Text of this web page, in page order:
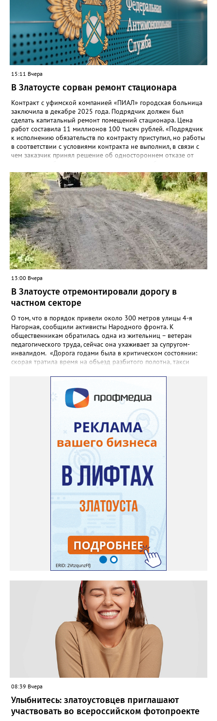
Привычные функции - оценки, расписание, домашние задания,
связь с учителями, знакомые пользователям экосистемы
«Госуслуги Моя школа», не просто сохранятся, они будут
собраны в одном месте, подчеркнули в ведомстве. Причём в
этом случае переход на ТОР станет вообще незаметным.
15:11 Вчера
В Златоусте сорван ремонт стационара
Контракт с уфимской компанией «ПИАЛ» городская больница
заключила в декабре 2025 года. Подрядчик должен был
сделать капитальный ремонт помещений стационара. Цена
работ составила 11 миллионов 100 тысяч рублей. «Подрядчик
к исполнению обязательств по контракту приступил, но работы
в соответствии с условиями контракта не выполнил, в связи с
чем заказчик принял решение об одностороннем отказе от
Челябинском УФАС. Антимонопольная служба приняла
решение включить ООО «ПИАЛ» в реестр недобросовестных
поставщиков. В чёрном списке уфимский подрядчик будет два
года.
13:00 Вчера
В Златоусте отремонтировали дорогу в
частном секторе
О том, что в порядок привели около 300 метров улицы 4-я
Нагорная, сообщили активисты Народного фронта. К
общественникам обратилась одна из жительниц – ветеран
педагогического труда, сейчас она ухаживает за супругом-
инвалидом. «Дорога годами была в критическом состоянии:
скорая тратила время на объезд разбитого полотна, такси
однажды реанимация не смогла добраться до больного.
Жители писали в администрацию города и другие инстанции,
пытались ремонтировать дорогу своими силами – всё тщетно»,
– рассказали в ОНФ. Общественники подчеркнули: именно
они добились, чтобы участок разровняли и отсыпали. Для
этого потребовалось обратиться в мэрию Златоуста.
08:39 Вчера
Улыбнитесь: златоустовцев приглашают
участвовать во всероссийском фотопроекте